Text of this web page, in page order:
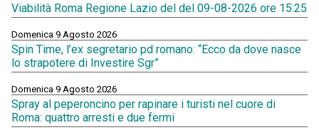
Viabilità Roma Regione Lazio del del 09-08-2026 ore 15:25
Domenica 9 Agosto 2026
Spin Time, l’ex segretario pd romano: “Ecco da dove nasce
lo strapotere di Investire Sgr”
Domenica 9 Agosto 2026
Spray al peperoncino per rapinare i turisti nel cuore di
Roma: quattro arresti e due fermi